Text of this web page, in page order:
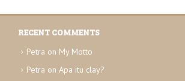
e
s
c
i
v
s
RECENT COMMENTS
Petra on My Motto
Petra on Apa itu clay?